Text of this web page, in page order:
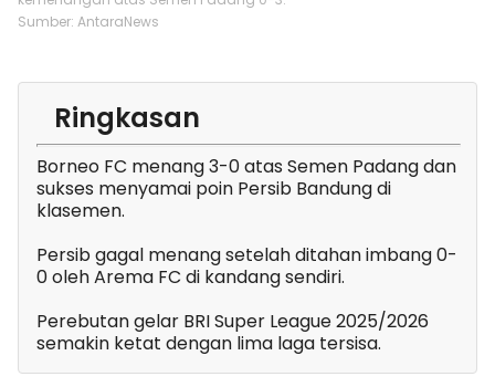
Sumber: AntaraNews
Ringkasan
Borneo FC menang 3-0 atas Semen Padang dan
sukses menyamai poin Persib Bandung di
klasemen.
Persib gagal menang setelah ditahan imbang 0-
0 oleh Arema FC di kandang sendiri.
Perebutan gelar BRI Super League 2025/2026
semakin ketat dengan lima laga tersisa.